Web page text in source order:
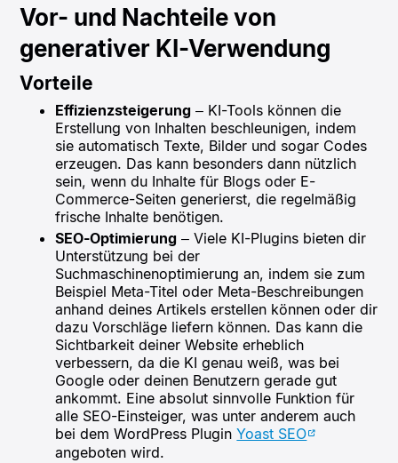
Vor- und Nachteile von
generativer KI-Verwendung
Vorteile
Effizienzsteigerung – KI-Tools können die
Erstellung von Inhalten beschleunigen, indem
sie automatisch Texte, Bilder und sogar Codes
erzeugen. Das kann besonders dann nützlich
sein, wenn du Inhalte für Blogs oder E-
Commerce-Seiten generierst, die regelmäßig
frische Inhalte benötigen.
SEO-Optimierung – Viele KI-Plugins bieten dir
Unterstützung bei der
Suchmaschinenoptimierung an, indem sie zum
Beispiel Meta-Titel oder Meta-Beschreibungen
anhand deines Artikels erstellen können oder dir
dazu Vorschläge liefern können. Das kann die
Sichtbarkeit deiner Website erheblich
verbessern, da die KI genau weiß, was bei
Google oder deinen Benutzern gerade gut
ankommt. Eine absolut sinnvolle Funktion für
alle SEO-Einsteiger, was unter anderem auch
bei dem WordPress PluginYoast SEO
angeboten wird.